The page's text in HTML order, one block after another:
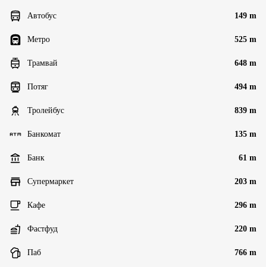
Автобус 149 m
Метро 525 m
Трамвай 648 m
Потяг 494 m
Тролейбус 839 m
Банкомат 135 m
Банк 61 m
Супермаркет 203 m
Кафе 296 m
Фастфуд 220 m
Паб 766 m